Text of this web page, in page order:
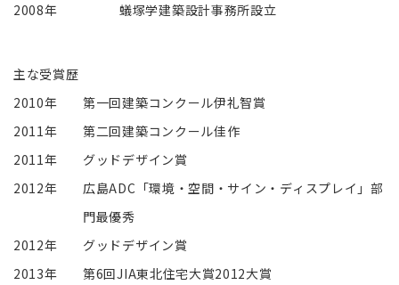
2008年
蟻塚学建築設計事務所設立
主な受賞歴
2010年
第一回建築コンクール伊礼智賞
2011年
第二回建築コンクール佳作
2011年
グッドデザイン賞
2012年
広島ADC「環境・空間・サイン・ディスプレイ」部
門最優秀
2012年
グッドデザイン賞
2013年
第6回JIA東北住宅大賞2012大賞